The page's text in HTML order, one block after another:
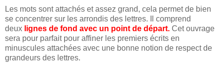
Les mots sont attachés et assez grand, cela permet de bien
se concentrer sur les arrondis des lettres. Il comprend
deux lignes de fond avec un point de départ. Cet ouvrage
sera pour parfait pour affiner les premiers écrits en
minuscules attachées avec une bonne notion de respect de
grandeurs des lettres.